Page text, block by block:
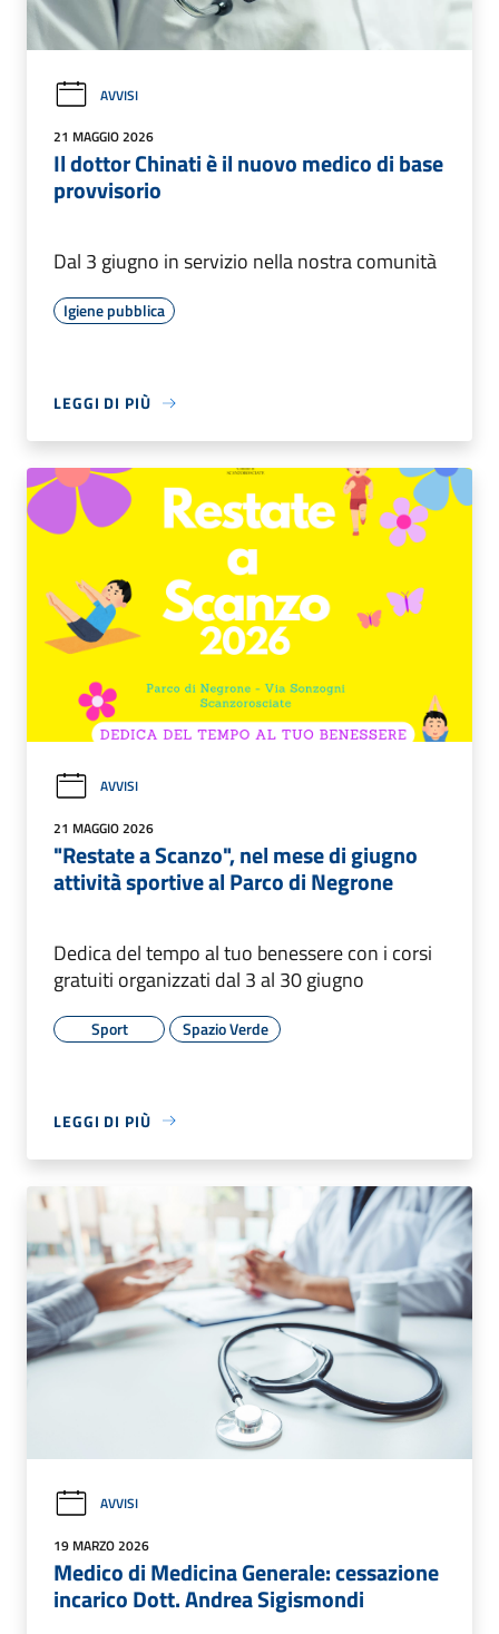
AVVISI
21 MAGGIO 2026
Il dottor Chinati è il nuovo medico di base
provvisorio
Dal 3 giugno in servizio nella nostra comunità
Igiene pubblica
LEGGI DI PIÙ
AVVISI
21 MAGGIO 2026
"Restate a Scanzo", nel mese di giugno
attività sportive al Parco di Negrone
Dedica del tempo al tuo benessere con i corsi
gratuiti organizzati dal 3 al 30 giugno
Sport Spazio Verde
LEGGI DI PIÙ
AVVISI
19 MARZO 2026
Medico di Medicina Generale: cessazione
incarico Dott. Andrea Sigismondi